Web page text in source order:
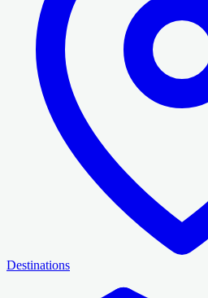
Destinations